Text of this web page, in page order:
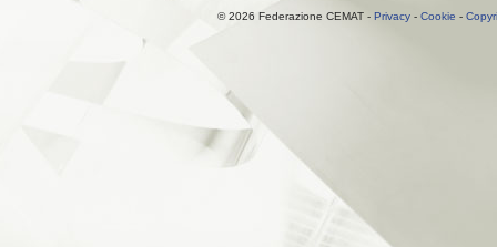
© 2026 Federazione CEMAT - Privacy- Cookie -